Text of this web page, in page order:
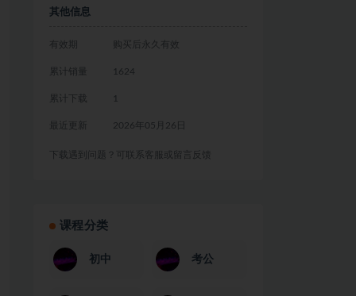
其他信息
有效期 购买后永久有效
累计销量 1624
累计下载 1
最近更新 2026年05月26日
下载遇到问题？可联系客服或留言反馈
课程分类
初中 考公